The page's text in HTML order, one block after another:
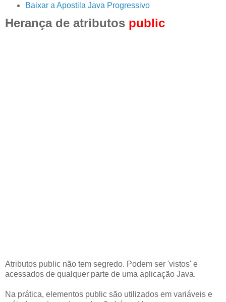
Baixar a Apostila Java Progressivo
Herança de atributos public
Atributos public não tem segredo. Podem ser 'vistos' e
acessados de qualquer parte de uma aplicação Java.
Na prática, elementos public são utilizados em variáveis e